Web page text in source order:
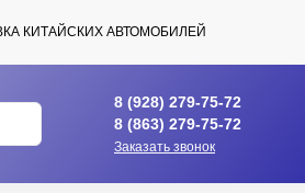
КИТАЙСКИХ АВТОМОБИЛЕЙ
8 (928) 279-75-72
8 (863) 279-75-72
Заказать звонок